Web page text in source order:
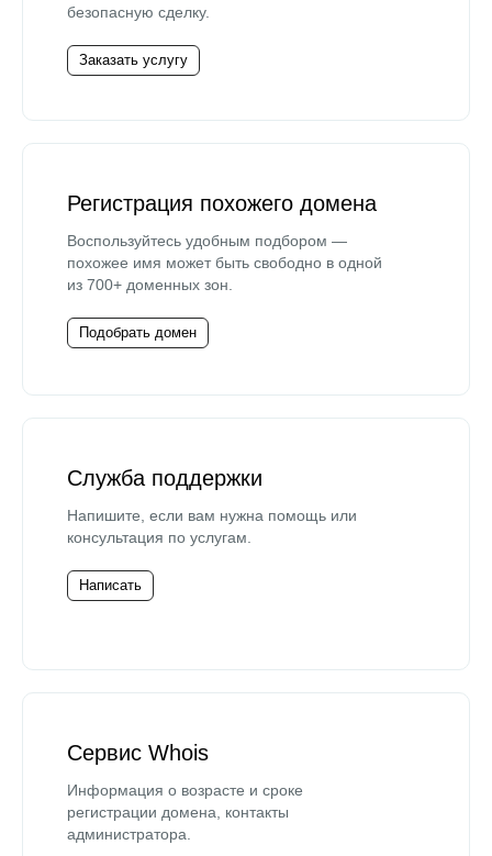
безопасную сделку.
Заказать услугу
Регистрация похожего домена
Воспользуйтесь удобным подбором —
похожее имя может быть свободно в одной
из 700+ доменных зон.
Подобрать домен
Служба поддержки
Напишите, если вам нужна помощь или
консультация по услугам.
Написать
Сервис Whois
Информация о возрасте и сроке
регистрации домена, контакты
администратора.